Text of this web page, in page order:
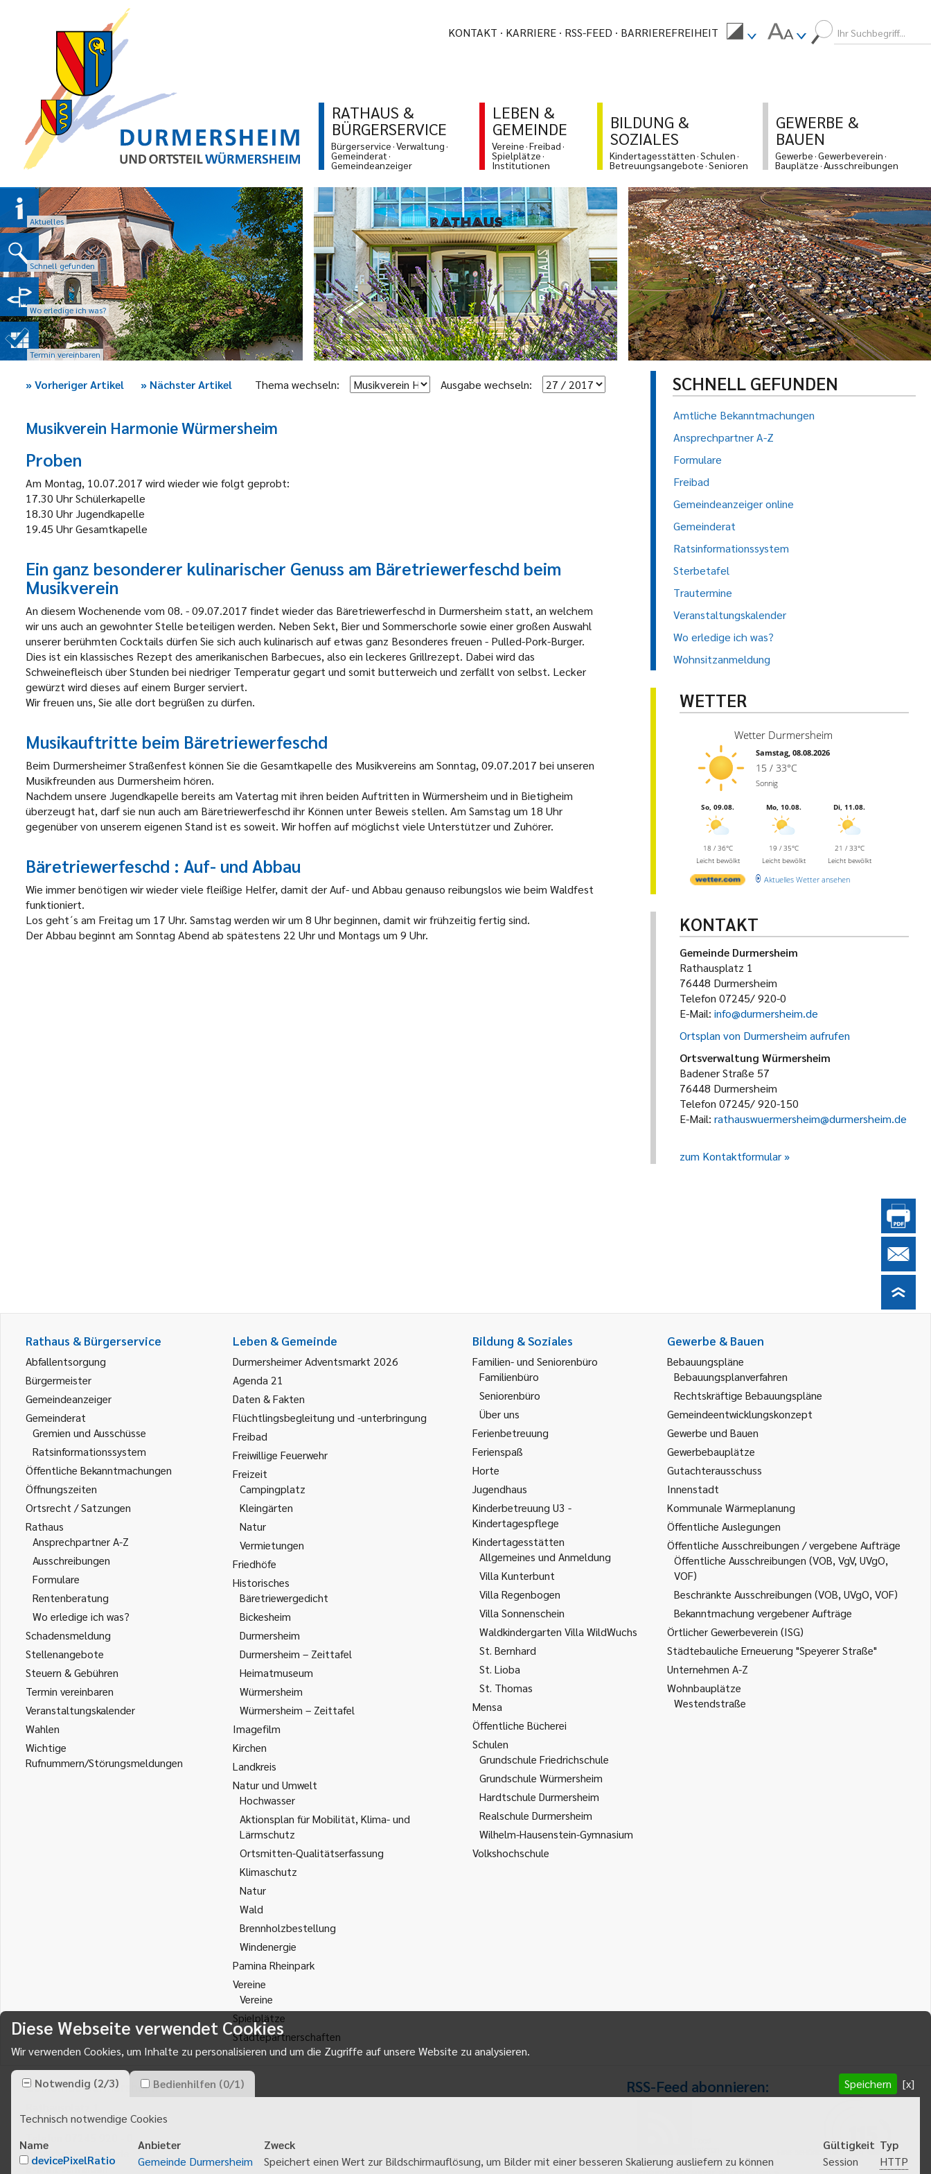
KONTAKT KARRIERE RSS-FEED BARRIEREFREIHEIT
RATHAUS &
BÜRGERSERVICE
Bürgerservice Verwaltung
Gemeinderat
Gemeindeanzeiger
LEBEN &
GEMEINDE
Vereine Freibad
Spielplätze
Institutionen
BILDUNG &
SOZIALES
Kindertagesstätten Schulen
Betreuungsangebote Senioren
GEWERBE &
BAUEN
Gewerbe Gewerbeverein
Bauplätze Ausschreibungen
Aktuelles
Schnell gefunden
Wo erledige ich was?
Termin vereinbaren
»Vorheriger Artikel » Nächster Artikel Thema wechseln: Ausgabe wechseln:
Musikverein Harmonie Würmersheim
Proben
Am Montag, 10.07.2017 wird wieder wie folgt geprobt:
17.30 Uhr Schülerkapelle
18.30 Uhr Jugendkapelle
19.45 Uhr Gesamtkapelle
Ein ganz besonderer kulinarischer Genuss am Bäretriewerfeschd beim
Musikverein
An diesem Wochenende vom 08. - 09.07.2017 findet wieder das Bäretriewerfeschd in Durmersheim statt, an welchem
wir uns auch an gewohnter Stelle beteiligen werden. Neben Sekt, Bier und Sommerschorle sowie einer großen Auswahl
unserer berühmten Cocktails dürfen Sie sich auch kulinarisch auf etwas ganz Besonderes freuen - Pulled-Pork-Burger.
Dies ist ein klassisches Rezept des amerikanischen Barbecues, also ein leckeres Grillrezept. Dabei wird das
Schweinefleisch über Stunden bei niedriger Temperatur gegart und somit butterweich und zerfällt von selbst. Lecker
gewürzt wird dieses auf einem Burger serviert.
Wir freuen uns, Sie alle dort begrüßen zu dürfen.
Musikauftritte beim Bäretriewerfeschd
Beim Durmersheimer Straßenfest können Sie die Gesamtkapelle des Musikvereins am Sonntag, 09.07.2017 bei unseren
Musikfreunden aus Durmersheim hören.
Nachdem unsere Jugendkapelle bereits am Vatertag mit ihren beiden Auftritten in Würmersheim und in Bietigheim
überzeugt hat, darf sie nun auch am Bäretriewerfeschd ihr Können unter Beweis stellen. Am Samstag um 18 Uhr
gegenüber von unserem eigenen Stand ist es soweit. Wir hoffen auf möglichst viele Unterstützer und Zuhörer.
Bäretriewerfeschd : Auf- und Abbau
Wie immer benötigen wir wieder viele fleißige Helfer, damit der Auf- und Abbau genauso reibungslos wie beim Waldfest
funktioniert.
Los geht´s am Freitag um 17 Uhr. Samstag werden wir um 8 Uhr beginnen, damit wir frühzeitig fertig sind.
Der Abbau beginnt am Sonntag Abend ab spätestens 22 Uhr und Montags um 9 Uhr.
SCHNELL GEFUNDEN
Amtliche Bekanntmachungen
Ansprechpartner A-Z
Formulare
Freibad
Gemeindeanzeiger online
Gemeinderat
Ratsinformationssystem
Sterbetafel
Trautermine
Veranstaltungskalender
Wo erledige ich was?
Wohnsitzanmeldung
WETTER
Wetter Durmersheim
Samstag, 08.08.2026
15 / 33°C
Sonnig
So, 09.08.
18 / 36°C
Leicht bewölkt
Mo, 10.08.
19 / 35°C
Leicht bewölkt
Di, 11.08.
21 / 33°C
Leicht bewölkt
Aktuelles Wetter ansehen
KONTAKT
Gemeinde Durmersheim
Rathausplatz 1
76448 Durmersheim
Telefon 07245/ 920-0
E-Mail: info@durmersheim.de
Ortsplan von Durmersheim aufrufen
Ortsverwaltung Würmersheim
Badener Straße 57
76448 Durmersheim
Telefon 07245/ 920-150
E-Mail: rathauswuermersheim@durmersheim.de
zum Kontaktformular
Rathaus & Bürgerservice
Abfallentsorgung
Bürgermeister
Gemeindeanzeiger
Gemeinderat
Gremien und Ausschüsse
Ratsinformationssystem
Öffentliche Bekanntmachungen
Öffnungszeiten
Ortsrecht / Satzungen
Rathaus
Ansprechpartner A-Z
Ausschreibungen
Formulare
Rentenberatung
Wo erledige ich was?
Schadensmeldung
Stellenangebote
Steuern & Gebühren
Termin vereinbaren
Veranstaltungskalender
Wahlen
Wichtige
Rufnummern/Störungsmeldungen
Leben & Gemeinde
Durmersheimer Adventsmarkt 2026
Agenda 21
Daten & Fakten
Flüchtlingsbegleitung und -unterbringung
Freibad
Freiwillige Feuerwehr
Freizeit
Campingplatz
Kleingärten
Natur
Vermietungen
Friedhöfe
Historisches
Bäretriewergedicht
Bickesheim
Durmersheim
Durmersheim – Zeittafel
Heimatmuseum
Würmersheim
Würmersheim – Zeittafel
Imagefilm
Kirchen
Landkreis
Natur und Umwelt
Hochwasser
Aktionsplan für Mobilität, Klima- und
Lärmschutz
Ortsmitten-Qualitätserfassung
Klimaschutz
Natur
Wald
Brennholzbestellung
Windenergie
Pamina Rheinpark
Vereine
Vereine
Spielplätze
Städtepartnerschaften
Bildung & Soziales
Familien- und Seniorenbüro
Familienbüro
Seniorenbüro
Über uns
Ferienbetreuung
Ferienspaß
Horte
Jugendhaus
Kinderbetreuung U3 -
Kindertagespflege
Kindertagesstätten
Allgemeines und Anmeldung
Villa Kunterbunt
Villa Regenbogen
Villa Sonnenschein
Waldkindergarten Villa WildWuchs
St. Bernhard
St. Lioba
St. Thomas
Mensa
Öffentliche Bücherei
Schulen
Grundschule Friedrichschule
Grundschule Würmersheim
Hardtschule Durmersheim
Realschule Durmersheim
Wilhelm-Hausenstein-Gymnasium
Volkshochschule
Gewerbe & Bauen
Bebauungspläne
Bebauungsplanverfahren
Rechtskräftige Bebauungspläne
Gemeindeentwicklungskonzept
Gewerbe und Bauen
Gewerbebauplätze
Gutachterausschuss
Innenstadt
Kommunale Wärmeplanung
Öffentliche Auslegungen
Öffentliche Ausschreibungen / vergebene Aufträge
Öffentliche Ausschreibungen (VOB, VgV, UVgO,
VOF)
Beschränkte Ausschreibungen (VOB, UVgO, VOF)
Bekanntmachung vergebener Aufträge
Örtlicher Gewerbeverein (ISG)
Städtebauliche Erneuerung "Speyerer Straße"
Unternehmen A-Z
Wohnbauplätze
Westendstraße
Gemeinde Durmersheim
76448Durmersheim
info@durmersheim.de
E-Mail schreiben
RSS-Feed abonnieren:
Diese Webseite verwendet Cookies
Wir verwenden Cookies, um Inhalte zu personalisieren und um die Zugriffe auf unsere Website zu analysieren.
Notwendig (2/3) Bedienhilfen (0/1) Speichern [x]
Technisch notwendige Cookies
Name
Anbieter Zweck Gültigkeit Typ
devicePixelRatio
Gemeinde Durmersheim Speichert einen Wert zur Bildschirmauflösung, um Bilder mit einer besseren Skalierung ausliefern zu können Session
HTTP